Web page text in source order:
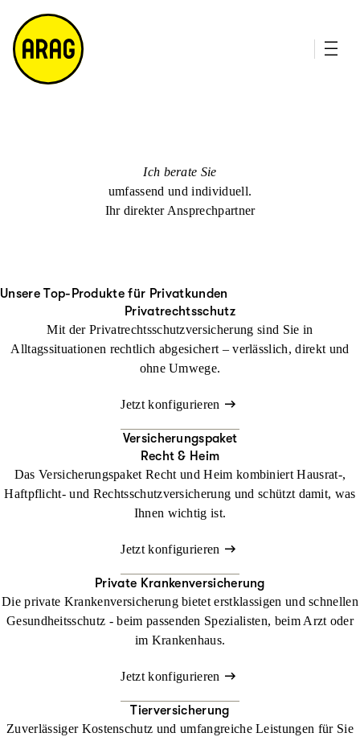
m
a
p
Ich berate Sie
umfassend und individuell.
Ihr direkter Ansprechpartner
Unsere Top-Produkte für Privatkunden
Privatrechtsschutz
Mit der Privatrechtsschutzversicherung sind Sie in
Alltagssituationen rechtlich abgesichert – verlässlich, direkt und
ohne Umwege.
Jetzt konfigurieren
Versicherungspaket
Recht & Heim
Das Versicherungspaket Recht und Heim kombiniert Hausrat-,
Haftpflicht- und Rechtsschutzversicherung und schützt damit, was
Ihnen wichtig ist.
Jetzt konfigurieren
Private Krankenversicherung
Die private Krankenversicherung bietet erstklassigen und schnellen
Gesundheitsschutz - beim passenden Spezialisten, beim Arzt oder
im Krankenhaus.
Jetzt konfigurieren
Tierversicherung
Zuverlässiger Kostenschutz und umfangreiche Leistungen für Sie